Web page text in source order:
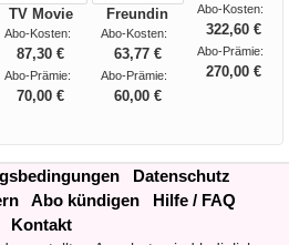
TV Movie
Abo-Kosten:
87,30 €
Abo-Prämie:
70,00 €
Freundin
Abo-Kosten:
63,77 €
Abo-Prämie:
60,00 €
Abo-Kosten:
322,60 €
Abo-Prämie:
270,00 €
Datenschutz
Abo kündigen
Hilfe / FAQ
Kontakt